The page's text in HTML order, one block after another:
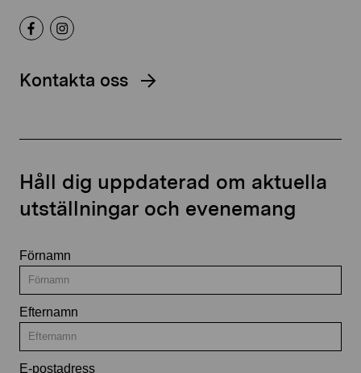
Kontakta oss
Håll dig uppdaterad om aktuella
utställningar och evenemang
Förnamn
Efternamn
E-postadress